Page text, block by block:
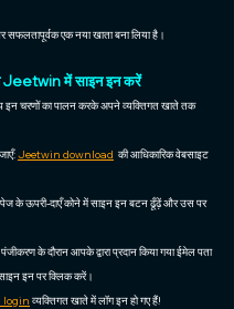
सफलतापूर्वक एक नया खाता बना लिया है।
Jeetwin में साइन इन करें
चरणों का पालन करके अपने व्यक्तिगत खाते तक
Jeetwin download की आधिकारिक वेबसाइट
के ऊपरी-दाएँ कोने में साइन इन बटन ढूँढ़ें और उस पर
के दौरान आपके द्वारा प्रदान किया गया ईमेल पता
इन पर क्लिक करें।
login व्यक्तिगत खाते में लॉग इन हो गए हैं!